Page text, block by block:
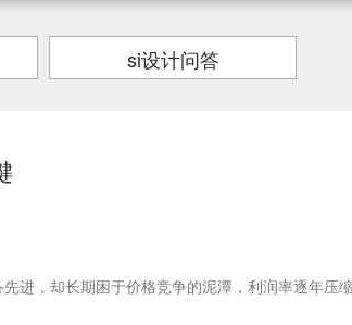
si设计问答
进，却长期困于价格竞争的泥潭，利润率逐年压